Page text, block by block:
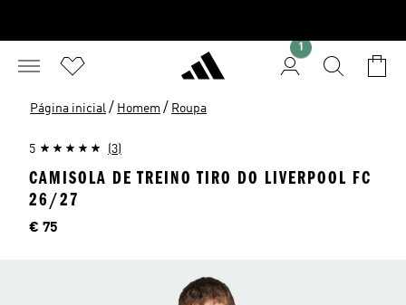
1
Página inicial / Homem / Roupa
5 (3)
CAMISOLA DE TREINO TIRO DO LIVERPOOL FC
26/27
Preço
€ 75